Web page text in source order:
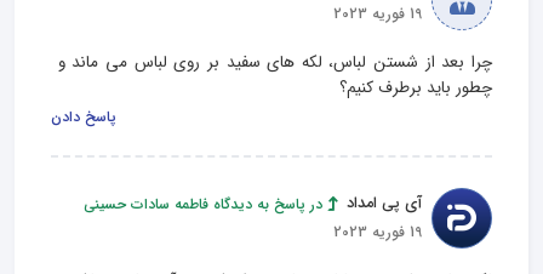
19 فوریه 2023
چرا بعد از شستن لباس، لکه های سفید بر روی لباس می ماند و
چطور باید برطرف کنیم؟
پاسخ دادن
آی پی امداد
در پاسخ به دیدگاه فاطمه سادات حسینی
19 فوریه 2023